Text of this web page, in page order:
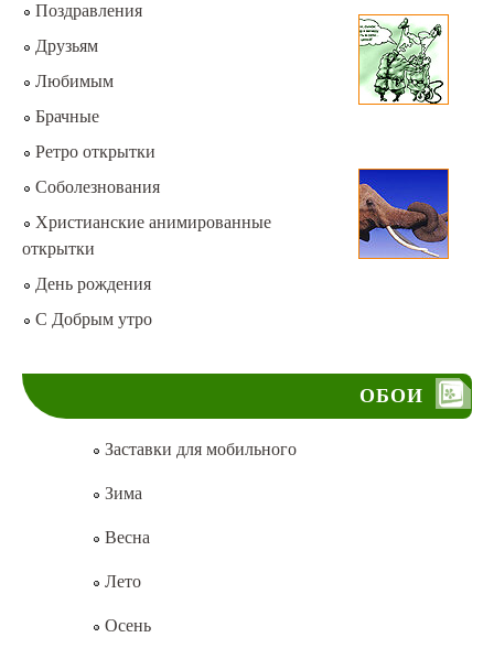
Поздравления
Друзьям
Любимым
Брачные
Ретро открытки
Соболезнования
Христианские анимированные
открытки
День рождения
С Добрым утро
ОБОИ
Заставки для мобильного
Зима
Весна
Лето
Осень